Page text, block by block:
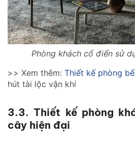
Phòng khách cổ điển sử
>> Xem thêm: Thiết kế phòng
hút tài lộc vận khí
3.3. Thiết kế phòng
cây hiện đại